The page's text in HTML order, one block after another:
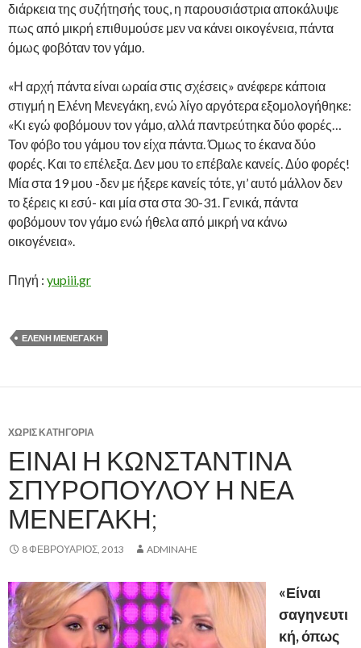
διάρκεια της συζήτησής τους, η παρουσιάστρια αποκάλυψε
πως από μικρή επιθυμούσε μεν να κάνει οικογένεια, πάντα
όμως φοβόταν τον γάμο.
«Η αρχή πάντα είναι ωραία στις σχέσεις» ανέφερε κάποια
στιγμή η Ελένη Μενεγάκη, ενώ λίγο αργότερα εξομολογήθηκε:
«Κι εγώ φοβόμουν τον γάμο, αλλά παντρεύτηκα δύο φορές…
Τον φόβο του γάμου τον είχα πάντα. Όμως το έκανα δύο
φορές. Και το επέλεξα. Δεν μου το επέβαλε κανείς. Δύο φορές!
Μία στα 19 μου -δεν με ήξερε κανείς τότε, γι’ αυτό μάλλον δεν
το ξέρεις κι εσύ- και μία στα στα 30-31. Γενικά, πάντα
φοβόμουν τον γάμο ενώ ήθελα από μικρή να κάνω
οικογένεια».
Πηγή : yupiii.gr
ΕΛΈΝΗ ΜΕΝΕΓΆΚΗ
ΧΩΡΊΣ ΚΑΤΗΓΟΡΊΑ
ΕΊΝΑΙ Η ΚΩΝΣΤΑΝΤΊΝΑ
ΣΠΥΡΟΠΟΎΛΟΥ Η ΝΈΑ
ΜΕΝΕΓΆΚΗ;
8 ΦΕΒΡΟΥΆΡΙΟΣ, 2013 ADMINAHE
«Είναι
σαγηνευτι
κή, όπως